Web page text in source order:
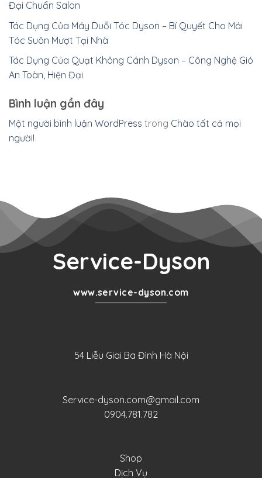
Đại Chuẩn Salon
Tác Dụng Của Máy Duỗi Tóc Dyson – Bí Quyết Cho Mái
Tóc Suôn Mượt Tại Nhà
Tác Dụng Của Quạt Không Cánh Dyson – Công Nghệ Gió
An Toàn, Hiện Đại
Bình luận gần đây
Một người bình luận WordPress trong Chào tất cả mọi
người!
Service-Dyson
www.service-dyson.com
54 Liễu Giai Ba Đình Hà Nội
Service-dyson.com@gmail.com
0904.781.782
Shop
Dịch Vụ